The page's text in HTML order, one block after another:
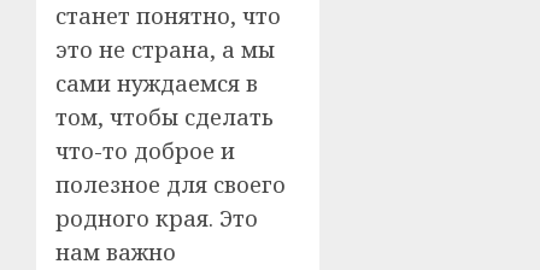
станет понятно, что
это не страна, а мы
сами нуждаемся в
том, чтобы сделать
что-то доброе и
полезное для своего
родного края. Это
нам важно